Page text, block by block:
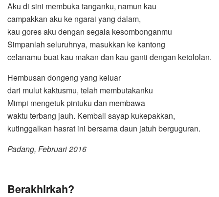
Aku di sini membuka tanganku, namun kau
campakkan aku ke ngarai yang dalam,
kau gores aku dengan segala kesombonganmu
Simpanlah seluruhnya, masukkan ke kantong
celanamu buat kau makan dan kau ganti dengan ketololan.
Hembusan dongeng yang keluar
dari mulut kaktusmu, telah membutakanku
Mimpi mengetuk pintuku dan membawa
waktu terbang jauh. Kembali sayap kukepakkan,
kutinggalkan hasrat ini bersama daun jatuh berguguran.
Padang, Februari 2016
Berakhirkah?